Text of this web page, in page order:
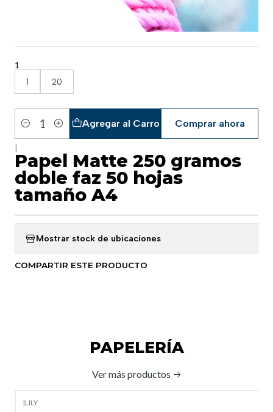
1
1 20
Cantidad
Agregar al Carro Comprar ahora
Papel Matte 250 gramos
doble faz 50 hojas
tamaño A4
Mostrar stock de ubicaciones
COMPARTIR ESTE PRODUCTO
PAPELERÍA
Ver más productos
|LILY